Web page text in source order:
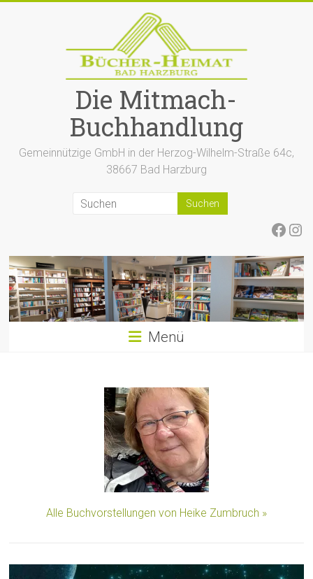
Die Mitmach-
Buchhandlung
Gemeinnützige GmbH in der Herzog-Wilhelm-Straße 64c,
38667 Bad Harzburg
Menü
Alle Buchvorstellungen von Heike Zumbruch »